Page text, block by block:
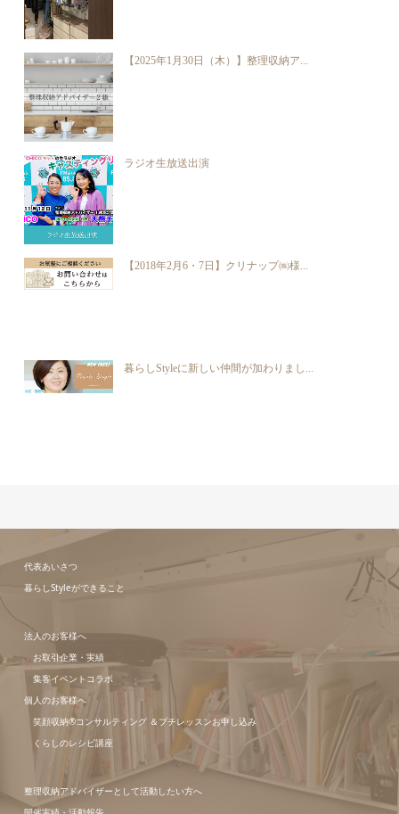
【2025年1月30日（木）】整理収納ア...
ラジオ生放送出演
【2018年2月6・7日】クリナップ㈱様...
暮らしStyleに新しい仲間が加わりまし...
代表あいさつ
暮らしStyleができること
法人のお客様へ
お取引企業・実績
集客イベントコラボ
個人のお客様へ
笑顔収納®コンサルティング ＆プチレッスンお申し込み
くらしのレシピ講座
整理収納アドバイザーとして活動したい方へ